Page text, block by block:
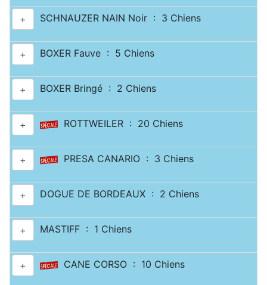
+ SCHNAUZER NAIN Noir : 3 Chiens
+ BOXER Fauve : 5 Chiens
+ BOXER Bringé : 2 Chiens
+ ROTTWEILER : 20 Chiens
+ PRESA CANARIO : 3 Chiens
+ DOGUE DE BORDEAUX : 2 Chiens
+ MASTIFF : 1 Chiens
+ CANE CORSO : 10 Chiens